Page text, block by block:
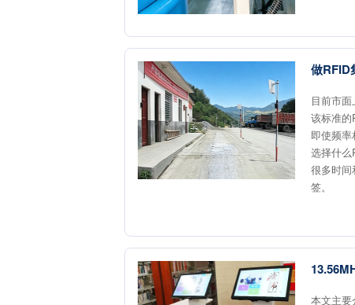
做RFID
目前市
该标准的
即使频
选择什
很多时
签。
本文主